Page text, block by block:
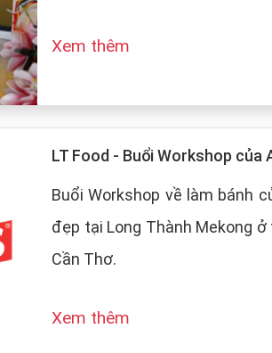
Xem thêm
LT Food - Buổi Workshop của
Buổi Workshop về làm bánh
đẹp tại Long Thành Mekong
Cần Thơ.
Xem thêm